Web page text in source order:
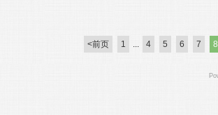
<前页 1 ... 4 5 6 7 8